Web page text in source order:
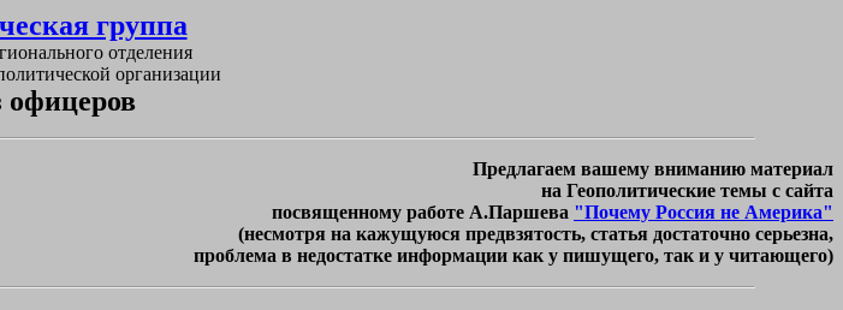
группа
отделения
организации
офицеров
Предлагаем вашему вниманию материал
на Геополитические темы с сайта
посвященному работе А.Паршева "Почему Россия не Америка"
(несмотря на кажущуюся предвзятость, статья достаточно серьезна,
проблема в недостатке информации как у пишущего, так и у читающего)